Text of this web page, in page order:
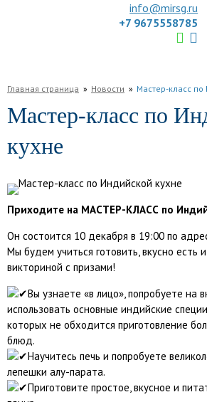
info@mirsg.ru
+7 9675558785
РОССИИ
ПО
МИРУ
ПОДБОР
ТУРА
ДЛЯ
БЛОГ
УСЛУГИ
Главная страница Новости Мастер-класс по
Мастер-класс по
кухне
Приходите на МАСТЕР-КЛАСС по
Он состоится 10 декабря в 19:00 по
Мы будем учиться готовить, вкусно есть
викториной с призами!
Вы узнаете «в лицо», попробуете на
использовать основные индийские
которых не обходится приготовление
блюд.
Научитесь печь и попробуете
лепешки алу-парата.
Приготовите простое, вкусное и